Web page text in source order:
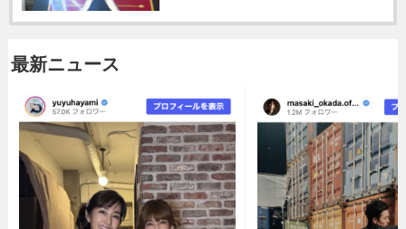
最新ニュース